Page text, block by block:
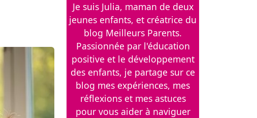
Je suis Julia, maman de deux
jeunes enfants, et créatrice du
blog Meilleurs Parents.
Passionnée par l'éducation
positive et le développement
des enfants, je partage sur ce
blog mes expériences, mes
réflexions et mes astuces
pour vous aider à naviguer